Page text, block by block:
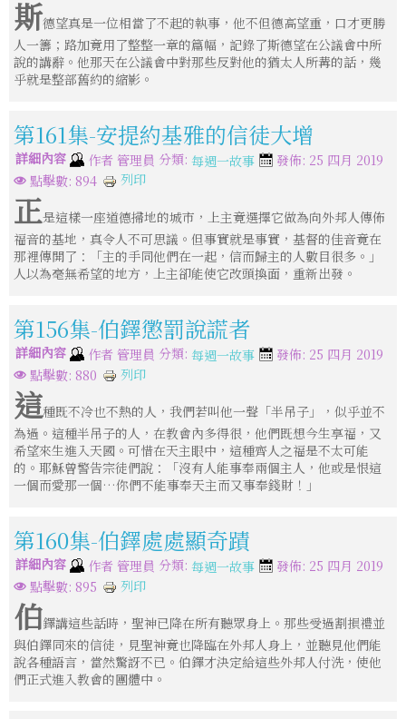
斯德望真是一位相當了不起的執事，他不但德高望重，口才更勝
人一籌；路加竟用了整整一章的篇幅，記錄了斯德望在公議會中所
說的講辭。他那天在公議會中對那些反對他的猶太人所冓的話，幾
乎就是整部舊約的縮影。
第161集-安提約基雅的信徒大增
詳細內容 作者 管理員 分類: 每週一故事
發佈: 25 四月 2019
點擊數: 894
列印
正是這樣一座道德掃地的城市，上主竟選擇它做為向外邦人傳佈
福音的基地，真令人不可思議。但事實就是事實，基督的佳音竟在
那裡傳開了：「主的手同他們在一起，信而歸主的人數目很多。」
人以為毫無希望的地方，上主卻能使它改頭換面，重新出發。
第156集-伯鐸懲罰說謊者
詳細內容 作者 管理員 分類: 每週一故事
發佈: 25 四月 2019
點擊數: 880
列印
這種既不冷也不熱的人，我們若叫他一聲「半吊子」，似乎並不
為過。這種半吊子的人，在教會內多得很，他們既想今生享福，又
希望來生進入天國。可惜在天主眼中，這種齊人之福是不太可能
的。耶穌曾警告宗徒們說：「沒有人能事奉兩個主人，他或是恨這
一個而愛那一個…你們不能事奉天主而又事奉錢財！」
第160集-伯鐸處處顯奇蹟
詳細內容 作者 管理員 分類: 每週一故事
發佈: 25 四月 2019
點擊數: 895
列印
伯鐸講這些話時，聖神已降在所有聽眾身上。那些受過割損禮並
與伯鐸同來的信徒，見聖神竟也降臨在外邦人身上，並聽見他們能
說各種語言，當然驚訝不已。伯鐸才決定給這些外邦人付洗，使他
們正式進入教會的團體中。